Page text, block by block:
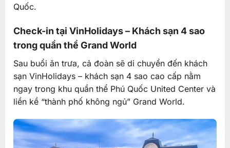
Quốc.
Check-in tại VinHolidays – Khách sạn 4 sao
trong quần thể Grand World
Sau buổi ăn trưa, cả đoàn sẽ di chuyển đến khách
sạn VinHolidays – khách sạn 4 sao cao cấp nằm
ngay trong khu quần thể Phú Quốc United Center và
liền kề “thành phố không ngủ” Grand World.